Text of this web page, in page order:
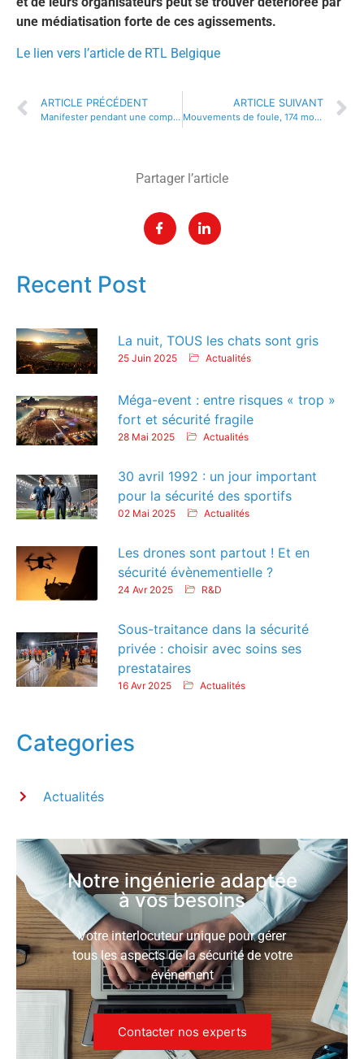
une médiatisation forte de ces agissements.
Le lien vers l’article de RTL Belgique
ARTICLE PRÉCÉDENT
Manifester pendant une compétition pour faire passer son message : un risque difficile à neutraliser
ARTICLE SUIVANT
Mouvements de foule, 174 morts : combien, où, comment ?
Partager l’article
Recent Post
La nuit, TOUS les chats sont gris
25 Juin 2025 Actualités
Méga-event : entre risques « trop »
fort et sécurité fragile
28 Mai 2025 Actualités
30 avril 1992 : un jour important
pour la sécurité des sportifs
02 Mai 2025 Actualités
Les drones sont partout ! Et en
sécurité évènementielle ?
24 Avr 2025 R&D
Sous-traitance dans la sécurité
privée : choisir avec soins ses
prestataires
16 Avr 2025 Actualités
Categories
Actualités
Notre ingénierie adaptée
à vos besoins
Votre interlocuteur unique pour gérer
tous les aspects de la sécurité de votre
événement
Contacter nos experts